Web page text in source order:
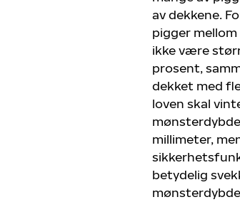
av dekkene.
pigger mellom
ikke være
prosent,
dekket med
loven skal
millimeter,
betydelig